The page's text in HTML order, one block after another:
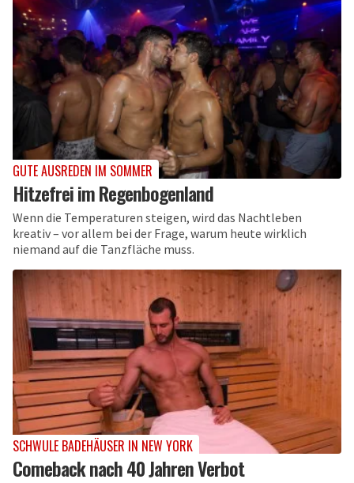
GUTE AUSREDEN IM SOMMER
Hitzefrei im Regenbogenland
Wenn die Temperaturen steigen, wird das Nachtleben
kreativ – vor allem bei der Frage, warum heute wirklich
niemand auf die Tanzfläche muss.
SCHWULE BADEHÄUSER IN NEW YORK
Comeback nach 40 Jahren Verbot